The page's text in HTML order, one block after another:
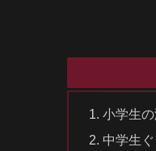
小学生
中学生